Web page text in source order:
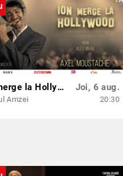
Ion merge la Hollywood
Amzei
Joi, 6 aug.
20:30